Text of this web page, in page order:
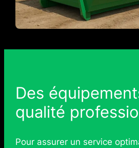
Des
qualité
Pour assurer un service